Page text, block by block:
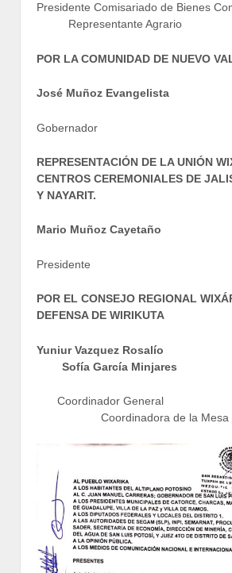
Presidente Comisariado de Bienes
Representante Agrario
POR LA COMUNIDAD DE NUEVO
José Muñoz Evangelista
Gobernador
REPRESENTACIÓN DE LA UNIÓN
CENTROS CEREMONIALES DE
Y NAYARIT.
Mario Muñoz Cayetaño
Presidente
POR EL CONSEJO REGIONAL
DEFENSA DE WIRIKUTA
Yuniur Vazquez
Sofía García Minjares
Coordinador
Coordinadora de la